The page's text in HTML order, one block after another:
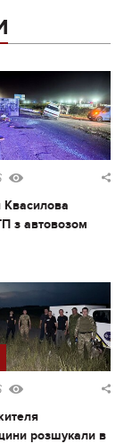
Квасилова
з автовозом
розшукали в